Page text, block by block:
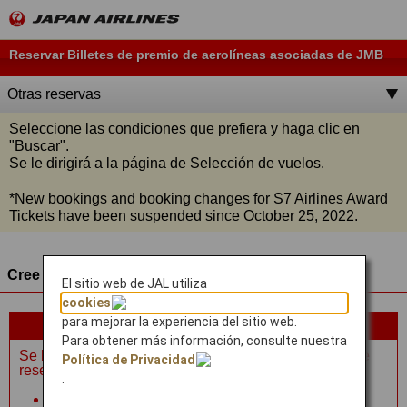
Reservar Billetes de premio de aerolíneas asociadas de JMB
Otras reservas
Seleccione las condiciones que prefiera y haga clic en
"Buscar".
Se le dirigirá a la página de Selección de vuelos.
*New bookings and booking changes for S7 Airlines Award
Tickets have been suspended since October 25, 2022.
Cree su propio viaje
Revise la siguiente información.
Se ha producido un error al conectar con el sistema de
reservas. Razones posibles:
El sitio web de JAL utiliza
cookies
para mejorar la experiencia del sitio web.
Para obtener más información, consulte nuestra
Política de Privacidad